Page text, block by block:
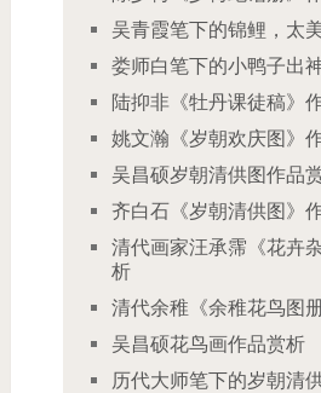
吴青霞笔下的锦鲤，太
娄师白笔下的小鸭子出
陆抑非《牡丹课徒稿》
姚文瀚《岁朝欢庆图》
吴昌硕岁朝清供图作品
齐白石《岁朝清供图》
清代画家汪承霈《花卉
析
清代余稚《余稚花鸟图
吴昌硕花鸟画作品赏析
历代大师笔下的岁朝清